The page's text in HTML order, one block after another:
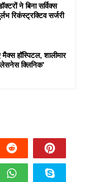
ने बिना सर्विक्स
रिकंस्ट्रक्टिव सर्जरी
हॉस्पिटल, शालीमार
क्लिनिक’